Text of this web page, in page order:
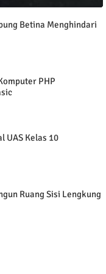
Betina Menghindari
PHP
UAS Kelas 10
Ruang Sisi Lengkung